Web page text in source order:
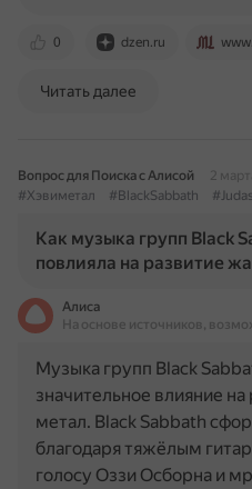
0 dzen.ru
Читать далее
Вопрос для Поиска с Алисой
2
#Хэвиметал
#BlackSabbath
Как музыка групп Black
повлияла на развитие
Алиса
На основе источников,
Музыка групп Black
значительное влияние
метал. Black Sabbath
благодаря тяжёлым
голосу Оззи Осборна и